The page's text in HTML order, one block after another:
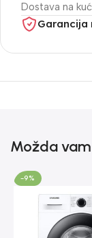
Dostava na
Garancija
Možda
-9%